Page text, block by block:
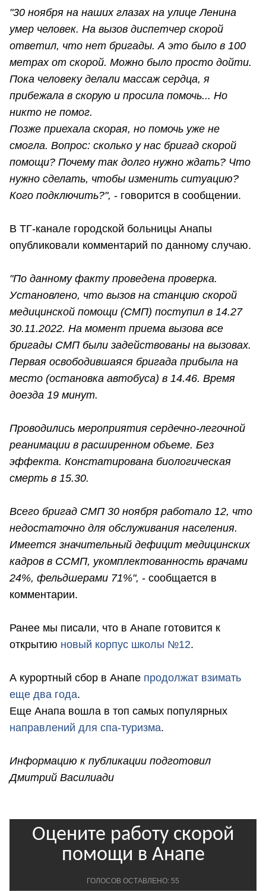
"30 ноября на наших глазах на улице Ленина
умер человек. На вызов диспетчер скорой
ответил, что нет бригады. А это было в 100
метрах от скорой. Можно было просто дойти.
Пока человеку делали массаж сердца, я
прибежала в скорую и просила помочь... Но
никто не помог.
Позже приехала скорая, но помочь уже не
смогла. Вопрос: сколько у нас бригад скорой
помощи? Почему так долго нужно ждать? Что
нужно сделать, чтобы изменить ситуацию?
Кого подключить?", - говорится в сообщении.
В ТГ-канале городской больницы Анапы
опубликовали комментарий по данному случаю.
"По данному факту проведена проверка.
Установлено, что вызов на станцию скорой
медицинской помощи (СМП) поступил в 14.27
30.11.2022. На момент приема вызова все
бригады СМП были задействованы на вызовах.
Первая освободившаяся бригада прибыла на
место (остановка автобуса) в 14.46. Время
доезда 19 минут.
Проводились мероприятия сердечно-легочной
реанимации в расширенном объеме. Без
эффекта. Констатирована биологическая
смерть в 15.30.
Всего бригад СМП 30 ноября работало 12, что
недостаточно для обслуживания населения.
Имеется значительный дефицит медицинских
кадров в ССМП, укомплектованность врачами
24%, фельдшерами 71%", - сообщается в
комментарии.
Ранее мы писали, что в Анапе готовится к
открытию новый корпус школы №12.
А курортный сбор в Анапе продолжат взимать
еще два года.
Еще Анапа вошла в топ самых популярных
направлений для спа-туризма.
Информацию к публикации подготовил
Дмитрий Василиади